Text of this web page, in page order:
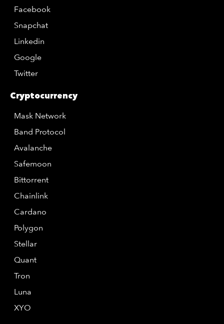
Facebook
Snapchat
Linkedin
Google
Twitter
Cryptocurrency
Mask Network
Band Protocol
Avalanche
Safemoon
Bittorrent
Chainlink
Cardano
Polygon
Stellar
Quant
Tron
Luna
XYO